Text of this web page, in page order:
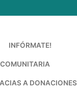
INFÓRMATE!
A DONACIONES